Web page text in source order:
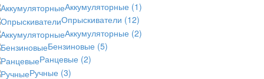
Аккумуляторные (1)
Опрыскиватели (12)
Аккумуляторные (2)
Бензиновые (5)
Ранцевые (2)
Ручные (3)